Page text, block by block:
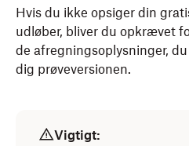
Hvis du ikke opsiger din
udløber, bliver du opkrævet
de afregningsoplysninger,
dig prøveversionen.
Vigtigt: